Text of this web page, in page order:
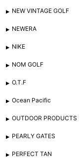
NEW VINTAGE GOLF
NEWERA
NIKE
NOM GOLF
O.T.F
Ocean Pacific
OUTDOOR PRODUCTS
PEARLY GATES
PERFECT TAN